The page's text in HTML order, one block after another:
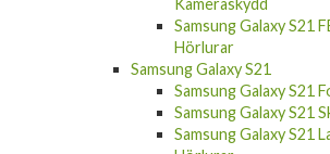
Samsung Galaxy S21
Hörlurar
Samsung Galaxy S21
Samsung Galaxy S21
Samsung Galaxy S21
Samsung Galaxy S21